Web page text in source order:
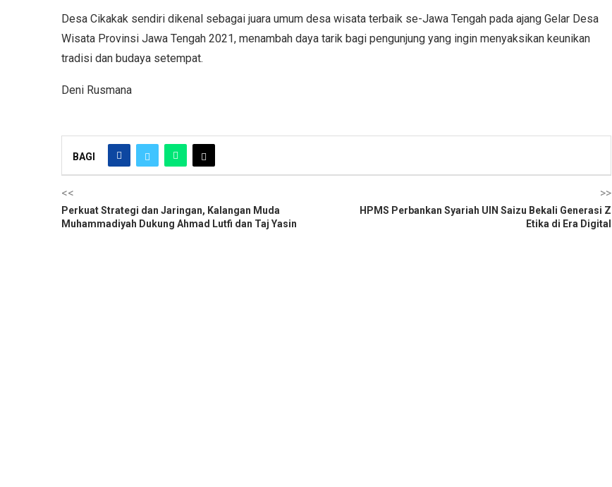
Desa Cikakak sendiri dikenal sebagai juara umum desa wisata terbaik se-Jawa Tengah pada ajang Gelar Desa
Wisata Provinsi Jawa Tengah 2021, menambah daya tarik bagi pengunjung yang ingin menyaksikan keunikan
tradisi dan budaya setempat.
Deni Rusmana
BAGI
<<
Perkuat Strategi dan Jaringan, Kalangan Muda
Muhammadiyah Dukung Ahmad Lutfi dan Taj Yasin
>>
HPMS Perbankan Syariah UIN Saizu Bekali Generasi Z
Etika di Era Digital